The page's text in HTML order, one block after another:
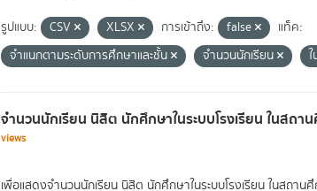
รูปแบบ: CSV XLSX การเข้าถึง: false
แท็ค:
จำแนกตามระดับการศึกษาและชั้น
จำนวนนักเรียน
จำนวนนักเรียน นิสิต นักศึกษาในระบบโรงเรียน ในสถา
views
เพื่อแสดงจำนวนนักเรียน นิสิต นักศึกษาในระบบโรงเรียน ในสถา